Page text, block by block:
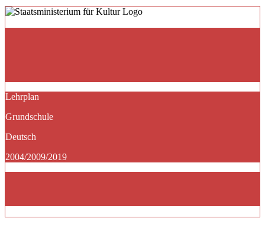
Lehrplan
Grundschule
Deutsch
2004/2009/2019